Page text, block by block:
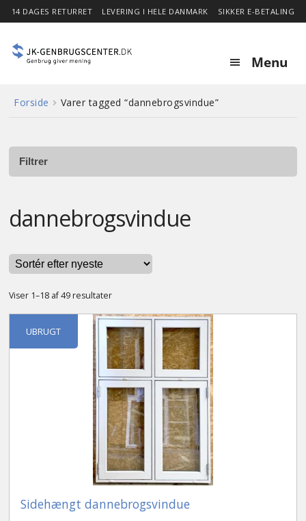
14 DAGES RETURRET LEVERING I HELE DANMARK SIKKER E-BETALING
Menu
Forside
Shop
menu
Kontakt
Forside Varer tagged “dannebrogsvindue”
Filtrer
dannebrogsvindue
Viser 1–18 af 49 resultaterSorteret
seneste
UBRUGT
Sidehængt dannebrogsvindue